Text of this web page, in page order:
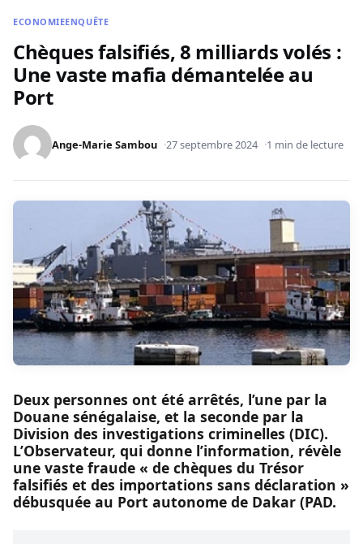
ECONOMIEENQUÊTE
Chèques falsifiés, 8 milliards volés :
Une vaste mafia démantelée au
Port
Ange-Marie Sambou 27 septembre 2024 1 min de lecture
Deux personnes ont été arrêtés, l’une par la
Douane sénégalaise, et la seconde par la
Division des investigations criminelles (DIC).
L’Observateur, qui donne l’information, révèle
une vaste fraude « de chèques du Trésor
falsifiés et des importations sans déclaration »
débusquée au Port autonome de Dakar (PAD.